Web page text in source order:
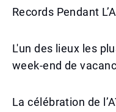
Records Pendant
L'un des lieux les
week-end de
La célébration de